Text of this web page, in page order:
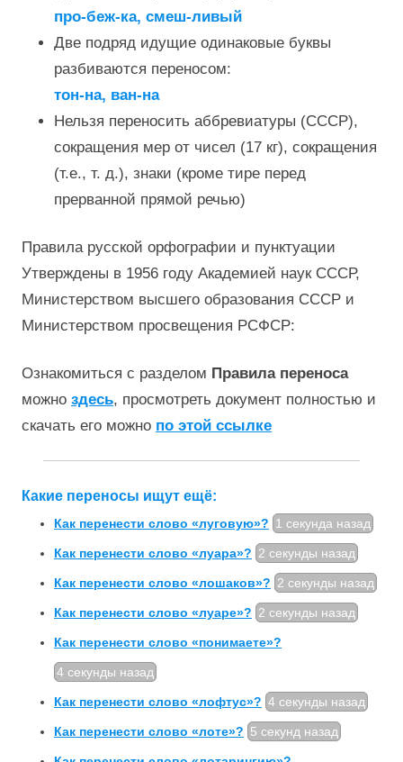
про-беж-ка, смеш-ливый
Две подряд идущие одинаковые буквы
разбиваются переносом:
тон-на, ван-на
Нельзя переносить аббревиатуры (СССР),
сокращения мер от чисел (17 кг), сокращения
(т.е., т. д.), знаки (кроме тире перед
прерванной прямой речью)
Правила русской орфографии и пунктуации
Утверждены в 1956 году Академией наук СССР,
Министерством высшего образования СССР и
Министерством просвещения РСФСР:
Ознакомиться с разделом Правила переноса
можно здесь, просмотреть документ полностью и
скачать его можно по этой ссылке
Какие переносы ищут ещё:
Как перенести слово «луговую»? 1 секунда назад
Как перенести слово «луара»? 2 секунды назад
Как перенести слово «лошаков»? 2 секунды назад
Как перенести слово «луаре»? 2 секунды назад
Как перенести слово «понимаете»?
4 секунды назад
Как перенести слово «лофтус»? 4 секунды назад
Как перенести слово «лоте»? 5 секунд назад